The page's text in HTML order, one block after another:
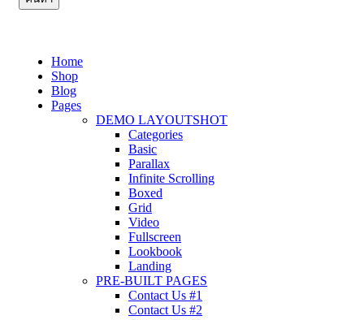
Home
Shop
Blog
Pages
DEMO LAYOUTSHOT
Categories
Basic
Parallax
Infinite Scrolling
Boxed
Grid
Video
Fullscreen
Lookbook
Landing
PRE-BUILT PAGES
Contact Us #1
Contact Us #2